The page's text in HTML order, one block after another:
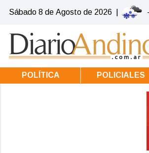
Sábado 8 de Agosto de 2026
POLÍTICA POLICIALES